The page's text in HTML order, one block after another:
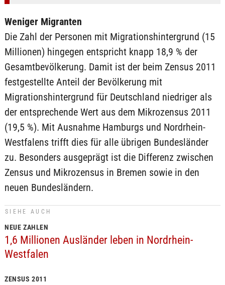
Weniger Migranten
Die Zahl der Personen mit Migrationshintergrund (15
Millionen) hingegen entspricht knapp 18,9 % der
Gesamtbevölkerung. Damit ist der beim Zensus 2011
festgestellte Anteil der Bevölkerung mit
Migrationshintergrund für Deutschland niedriger als
der entsprechende Wert aus dem Mikrozensus 2011
(19,5 %). Mit Ausnahme Hamburgs und Nordrhein-
Westfalens trifft dies für alle übrigen Bundesländer
zu. Besonders ausgeprägt ist die Differenz zwischen
Zensus und Mikrozensus in Bremen sowie in den
neuen Bundesländern.
SIEHE AUCH
NEUE ZAHLEN
1,6 Millionen Ausländer leben in Nordrhein-
Westfalen
ZENSUS 2011